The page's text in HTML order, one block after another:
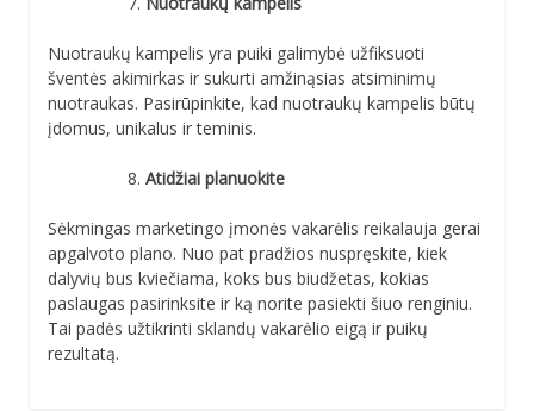
Nuotraukų kampelis yra puiki galimybė užfiksuoti
šventės akimirkas ir sukurti amžinąsias atsiminimų
nuotraukas. Pasirūpinkite, kad nuotraukų kampelis būtų
įdomus, unikalus ir teminis.
Atidžiai planuokite
Sėkmingas marketingo įmonės vakarėlis reikalauja gerai
apgalvoto plano. Nuo pat pradžios nuspręskite, kiek
dalyvių bus kviečiama, koks bus biudžetas, kokias
paslaugas pasirinksite ir ką norite pasiekti šiuo renginiu.
Tai padės užtikrinti sklandų vakarėlio eigą ir puikų
rezultatą.